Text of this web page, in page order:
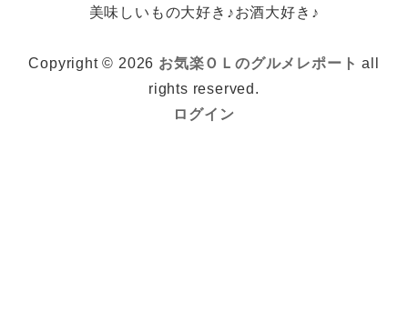
美味しいもの大好き♪お酒大好き♪
Copyright © 2026 お気楽ＯＬのグルメレポート all
rights reserved.
ログイン